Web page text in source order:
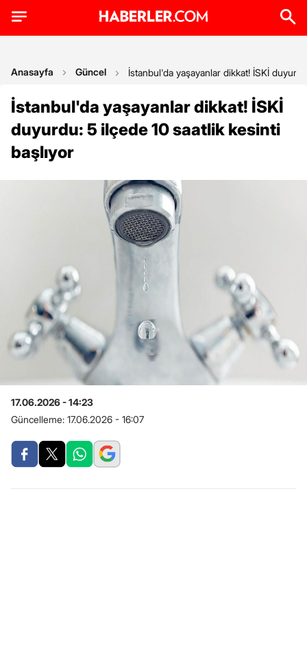
Anasayfa Güncel İstanbul'da yaşayanlar dikkat! İSKİ
İstanbul'da yaşayanlar dikkat! İSKİ
duyurdu: 5 ilçede 10 saatlik kesinti
başlıyor
17.06.2026 - 14:23
Güncelleme: 17.06.2026 - 16:07